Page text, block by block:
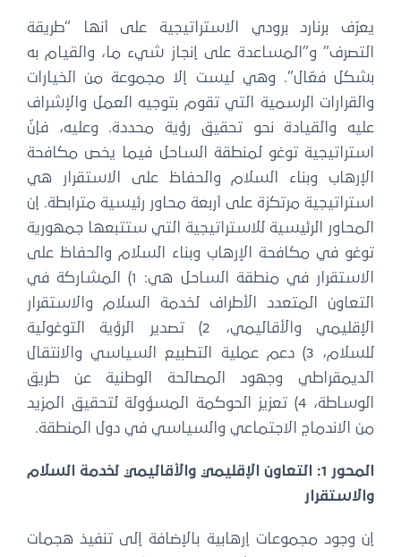
يعرّف برنارد برودي الاستراتيجية على أنها “طريقة
التصرف” و”المساعدة على إنجاز شيء ما، والقيام به
بشكل فعّال”. وهي ليست إلا مجموعة من الخيارات
والقرارات الرسمية التي تقوم بتوجيه العمل والإشراف
عليه والقيادة نحو تحقيق رؤية محددة. وعليه، فإنّ
استراتيجية توغو لمنطقة الساحل فيما يخص مكافحة
الإرهاب وبناء السلام والحفاظ على الاستقرار هي
استراتيجية مرتكزة على أربعة محاور رئيسية مترابطة. إن
المحاور الرئيسية للاستراتيجية التي ستتبعها جمهورية
توغو في مكافحة الإرهاب وبناء السلام والحفاظ على
الاستقرار في منطقة الساحل هي: 1) المشاركة في
التعاون المتعدد الأطراف لخدمة السلام والاستقرار
الإقليمي والأقاليمي، 2) تصدير الرؤية التوغولية
للسلام، 3) دعم عملية التطبيع السياسي والانتقال
الديمقراطي وجهود المصالحة الوطنية عن طريق
الوساطة، 4) تعزيز الحوكمة المسؤولة لتحقيق المزيد
من الاندماج الاجتماعي والسياسي في دول المنطقة.
المحور 1: التعاون الإقليمي والأقاليمي لخدمة السلام
والاستقرار
إن وجود مجموعات إرهابية بالإضافة إلى تنفيذ هجمات